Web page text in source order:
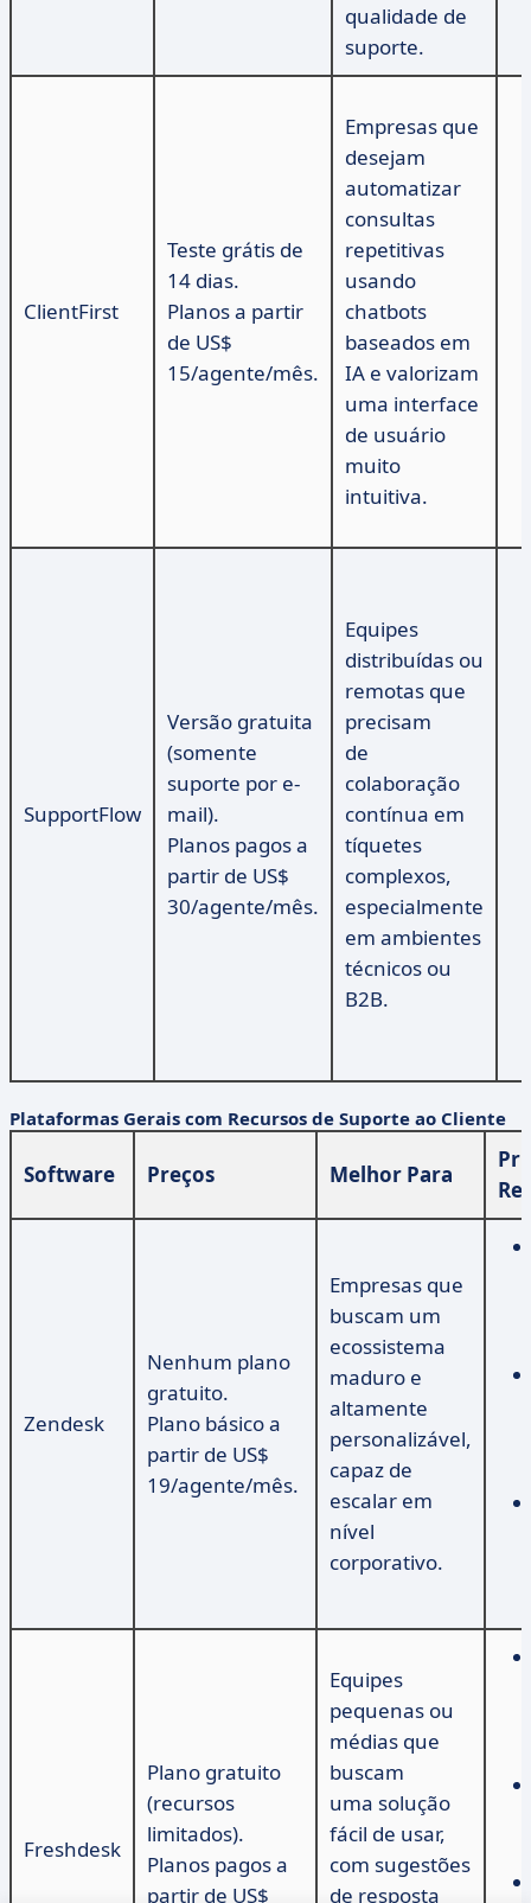
qualidade de
suporte.
ClientFirst
Teste grátis de
14 dias.
Planos a partir
de US$
15/agente/mês.
Empresas que
desejam
automatizar
consultas
repetitivas
usando
chatbots
baseados em
IA e valorizam
uma interface
de usuário
muito
intuitiva.
SupportFlow
Versão gratuita
(somente
suporte por e-
mail).
Planos pagos a
partir de US$
30/agente/mês.
Equipes
distribuídas ou
remotas que
precisam
de
colaboração
contínua em
tíquetes
complexos,
especialmente
em ambientes
técnicos ou
B2B.
Plataformas Gerais com Recursos de Suporte ao Cliente
Software Preços Melhor Para
Zendesk
Nenhum plano
gratuito.
Plano básico a
partir de US$
19/agente/mês.
Empresas que
buscam um
ecossistema
maduro e
altamente
personalizável,
capaz de
escalar em
nível
corporativo.
Freshdesk
Plano gratuito
(recursos
limitados).
Planos pagos a
partir de US$
Equipes
pequenas ou
médias que
buscam
uma solução
fácil de usar,
com sugestões
de resposta